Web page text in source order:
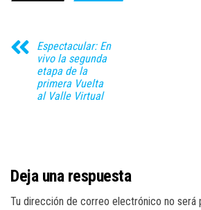
Espectacular: En
vivo la segunda
etapa de la
primera Vuelta
al Valle Virtual
Deja una respuesta
Tu dirección de correo electrónico no será